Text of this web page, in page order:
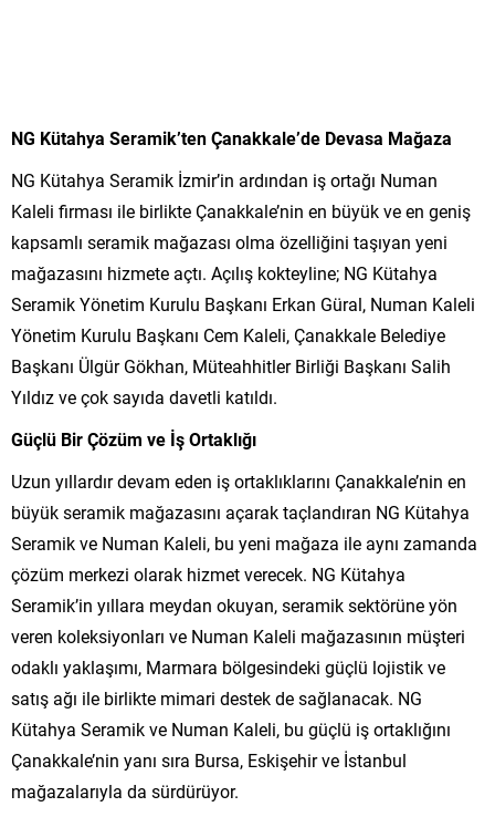
NG Kütahya Seramik’ten Çanakkale’de Devasa Mağaza
NG Kütahya Seramik İzmir’in ardından iş ortağı Numan
Kaleli firması ile birlikte Çanakkale’nin en büyük ve en geniş
kapsamlı seramik mağazası olma özelliğini taşıyan yeni
mağazasını hizmete açtı. Açılış kokteyline; NG Kütahya
Seramik Yönetim Kurulu Başkanı Erkan Güral, Numan Kaleli
Yönetim Kurulu Başkanı Cem Kaleli, Çanakkale Belediye
Başkanı Ülgür Gökhan, Müteahhitler Birliği Başkanı Salih
Yıldız ve çok sayıda davetli katıldı.
Güçlü Bir Çözüm ve İş Ortaklığı
Uzun yıllardır devam eden iş ortaklıklarını Çanakkale’nin en
büyük seramik mağazasını açarak taçlandıran NG Kütahya
Seramik ve Numan Kaleli, bu yeni mağaza ile aynı zamanda
çözüm merkezi olarak hizmet verecek. NG Kütahya
Seramik’in yıllara meydan okuyan, seramik sektörüne yön
veren koleksiyonları ve Numan Kaleli mağazasının müşteri
odaklı yaklaşımı, Marmara bölgesindeki güçlü lojistik ve
satış ağı ile birlikte mimari destek de sağlanacak. NG
Kütahya Seramik ve Numan Kaleli, bu güçlü iş ortaklığını
Çanakkale’nin yanı sıra Bursa, Eskişehir ve İstanbul
mağazalarıyla da sürdürüyor.